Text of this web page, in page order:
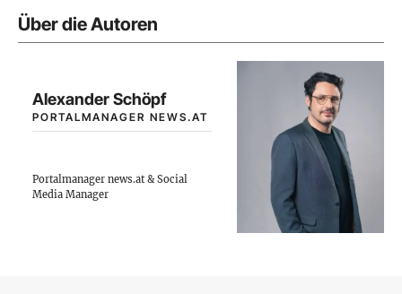
Über die Autoren
Alexander Schöpf
PORTALMANAGER NEWS.AT
Portalmanager news.at & Social
Media Manager